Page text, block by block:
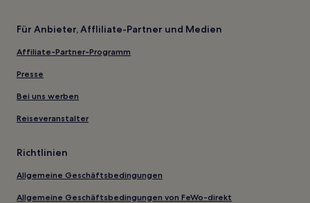
Für Anbieter, Affliliate-Partner und Medien
Affiliate-Partner-Programm
Presse
Bei uns werben
Reiseveranstalter
Richtlinien
Allgemeine Geschäftsbedingungen
Allgemeine Geschäftsbedingungen von FeWo-direkt